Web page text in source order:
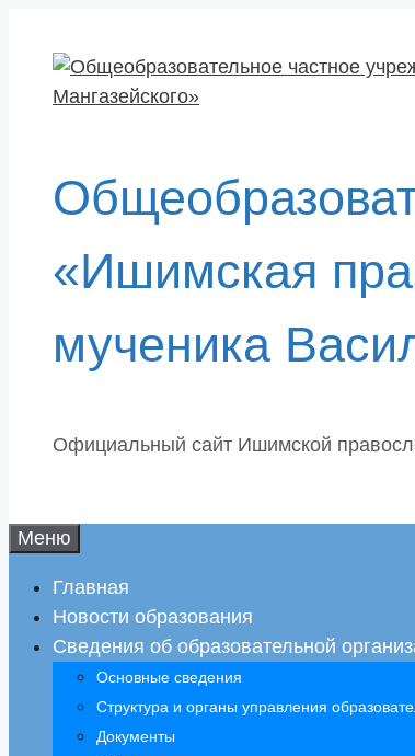
содержимому
«Ишимская
мученика
Официальный сайт Ишимской
Меню
Главная
Новости образования
Сведения об образовательной
Основные сведения
Структура и органы управления
Документы